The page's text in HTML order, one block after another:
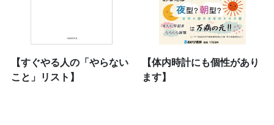
【すぐやる人の「やらない
こと」リスト】
【体内時計にも個性があり
ます】